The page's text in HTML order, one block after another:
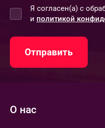
Я согласен(а) с
и политикой
Отправить
О нас